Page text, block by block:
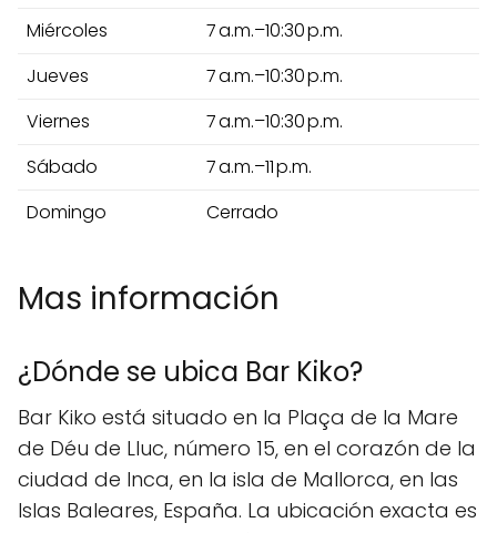
Miércoles
7 a.m.–10:30 p.m.
Jueves
7 a.m.–10:30 p.m.
Viernes
7 a.m.–10:30 p.m.
Sábado
7 a.m.–11 p.m.
Domingo
Cerrado
Mas información
¿Dónde se ubica Bar Kiko?
Bar Kiko está situado en la Plaça de la Mare
de Déu de Lluc, número 15, en el corazón de la
ciudad de Inca, en la isla de Mallorca, en las
Islas Baleares, España. La ubicación exacta es